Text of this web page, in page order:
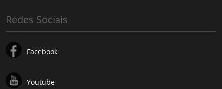
Redes Sociais
Facebook
Youtube